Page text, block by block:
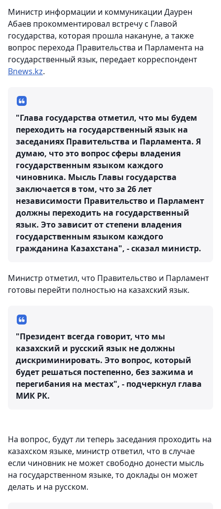
Министр информации и коммуникации Даурен
Абаев прокомментировал встречу с Главой
государства, которая прошла накануне, а также
вопрос перехода Правительства и Парламента на
государственный язык, передает корреспондент
Bnews.kz.
"Глава государства отметил, что мы будем
переходить на государственный язык на
заседаниях Правительства и Парламента. Я
думаю, что это вопрос сферы владения
государственным языком каждого
чиновника. Мысль Главы государства
заключается в том, что за 26 лет
независимости Правительство и Парламент
должны переходить на государственный
язык. Это зависит от степени владения
государственным языком каждого
гражданина Казахстана", - сказал министр.
Министр отметил, что Правительство и Парламент
готовы перейти полностью на казахский язык.
"Президент всегда говорит, что мы
казахский и русский язык не должны
дискриминировать. Это вопрос, который
будет решаться постепенно, без зажима и
перегибания на местах", - подчеркнул глава
МИК РК.
На вопрос, будут ли теперь заседания проходить на
казахском языке, министр ответил, что в случае
если чиновник не может свободно донести мысль
на государственном языке, то доклады он может
делать и на русском.